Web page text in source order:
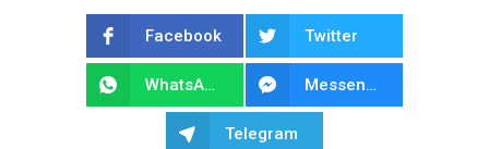
Facebook Twitter
WhatsApp Messenger
Telegram